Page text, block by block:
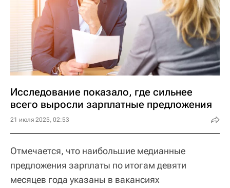
Исследование показало, где сильнее
всего выросли зарплатные предложения
21 июля 2025, 02:53
Отмечается, что наибольшие медианные
предложения зарплаты по итогам девяти
месяцев года указаны в вакансиях